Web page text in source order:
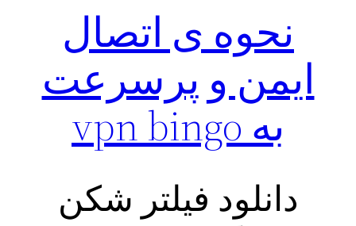
نحوه ی اتصال
ایمن و پرسرعت
به vpn bingo
دانلود فیلتر شکن